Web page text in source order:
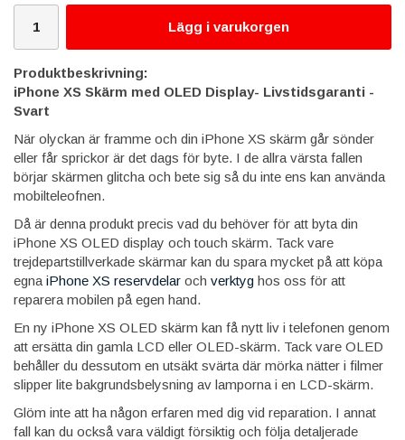
Lägg i varukorgen
Produktbeskrivning:
iPhone XS Skärm med OLED Display- Livstidsgaranti -
Svart
När olyckan är framme och din iPhone XS skärm går sönder
eller får sprickor är det dags för byte. I de allra värsta fallen
börjar skärmen glitcha och bete sig så du inte ens kan använda
mobilteleofnen.
Då är denna produkt precis vad du behöver för att byta din
iPhone XS OLED display och touch skärm. Tack vare
trejdepartstillverkade skärmar kan du spara mycket på att köpa
egna iPhone XS reservdelar och verktyg hos oss för att
reparera mobilen på egen hand.
En ny iPhone XS OLED skärm kan få nytt liv i telefonen genom
att ersätta din gamla LCD eller OLED-skärm. Tack vare OLED
behåller du dessutom en utsäkt svärta där mörka nätter i filmer
slipper lite bakgrundsbelysning av lamporna i en LCD-skärm.
Glöm inte att ha någon erfaren med dig vid reparation. I annat
fall kan du också vara väldigt försiktig och följa detaljerade